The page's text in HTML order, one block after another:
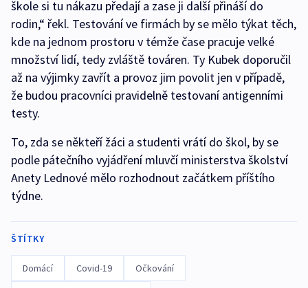
škole si tu nákazu předají a zase ji další přináší do
rodin,“ řekl. Testování ve firmách by se mělo týkat těch,
kde na jednom prostoru v témže čase pracuje velké
množství lidí, tedy zvláště továren. Ty Kubek doporučil
až na výjimky zavřít a provoz jim povolit jen v případě,
že budou pracovníci pravidelně testovaní antigenními
testy.
To, zda se někteří žáci a studenti vrátí do škol, by se
podle pátečního vyjádření mluvčí ministerstva školství
Anety Lednové mělo rozhodnout začátkem příštího
týdne.
ŠTÍTKY
Domácí Covid-19 Očkování